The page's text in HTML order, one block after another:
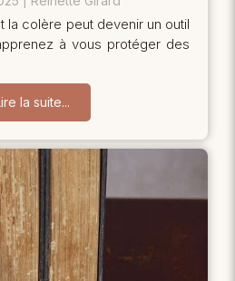
la colère peut devenir un outil
à vous protéger des
la suite...